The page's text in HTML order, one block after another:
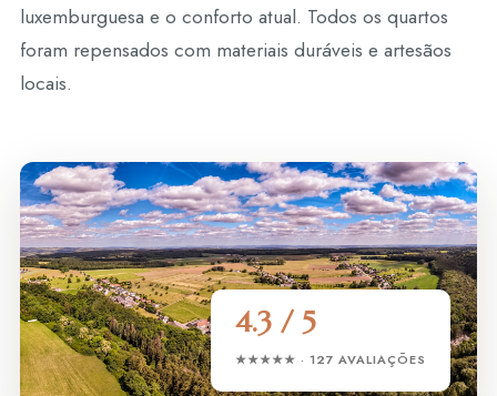
luxemburguesa e o conforto atual. Todos os quartos
foram repensados com materiais duráveis e artesãos
locais.
4.3 / 5
★★★★★ · 127 AVALIAÇÕES